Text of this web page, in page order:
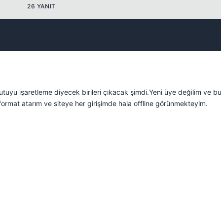
26 YANIT
işaretleme diyecek birileri çıkacak şimdi.Yeni üye değilim ve
atarım ve siteye her girişimde hala offline görünmekteyim.
Kapat